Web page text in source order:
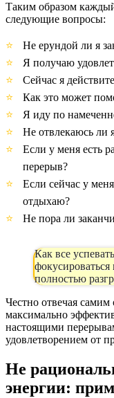
Таким образом
следующие вопросы:
Не ерундой ли я
Я получаю
Сейчас я
Как это может
Я иду по
Не отвлекаюсь ли
Если у меня есть
перерыв?
Если сейчас у
отдыхаю?
Не пора ли
Как все
полностью
Честно отвечая
максимально
настоящими
удовлетворением от
Не
энергии: